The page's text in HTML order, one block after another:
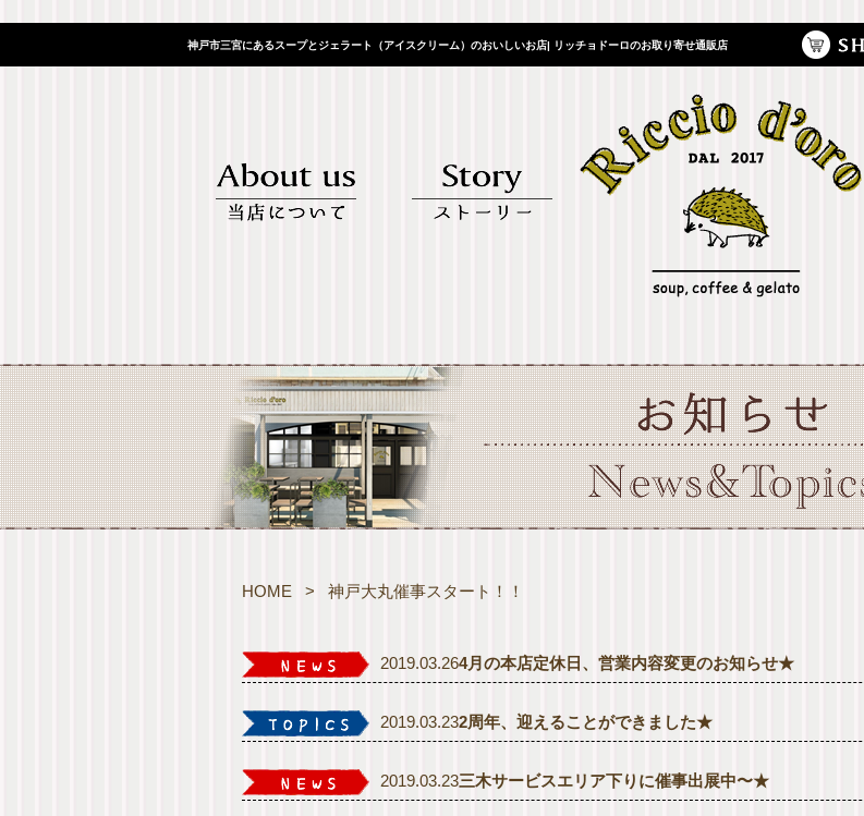
神戸市三宮にあるスープとジェラート（アイスクリーム）のおいしいお店| リッチョドーロのお取り寄せ通販店
HOME > 神戸大丸催事スタート！！
2019.03.264月の本店定休日、営業内容変更のお知らせ★
2019.03.232周年、迎えることができました★
2019.03.23三木サービスエリア下りに催事出展中〜★